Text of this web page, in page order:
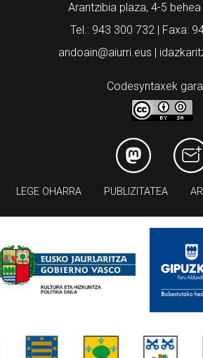
Arantzibia plaza, 4-5 behea
Tel.: 943 300 732 | Faxa:
andoain@aiurri.eus |
Codesyntaxek
LEGE OHARRA PUBLIZITATEA